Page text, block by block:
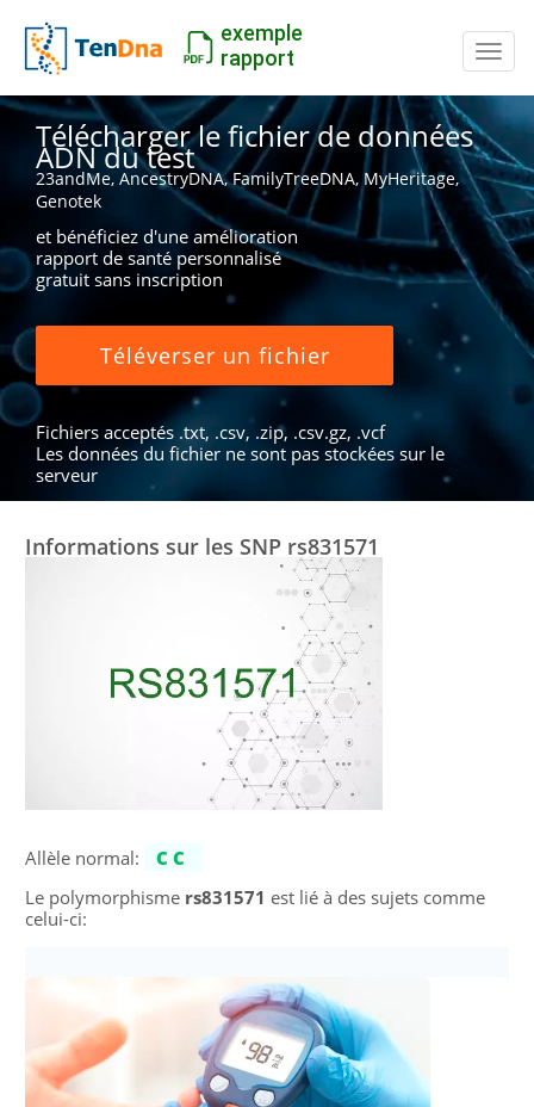
exemple
rapport
Télécharger le fichier de données
ADN du test
23andMe, AncestryDNA, FamilyTreeDNA, MyHeritage,
Genotek
et bénéficiez d'une amélioration
rapport de santé personnalisé
gratuit sans inscription
Téléverser un fichier
Fichiers acceptés .txt, .csv, .zip, .csv.gz, .vcf
Les données du fichier ne sont pas stockées sur le
serveur
Informations sur les SNP rs831571
Allèle normal:
CC
Le polymorphisme rs831571 est lié à des sujets comme
celui-ci: